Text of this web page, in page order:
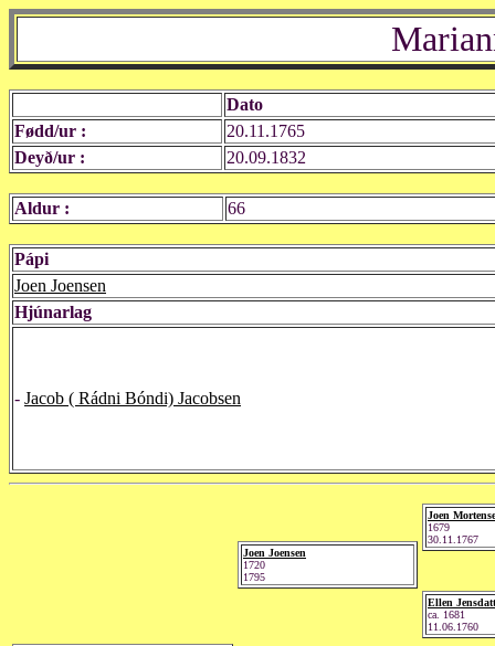
Dato
Fødd/ur :
20.11.1765
Deyð/ur :
20.09.1832
Aldur : 66
Pápi
Joen Joensen
Hjúnarlag
- Jacob ( Rádni Bóndi) Jacobsen
Joen Joensen
1720
1795
Joen
1679
30.11.1767
Ellen
ca. 1681
11.06.1760